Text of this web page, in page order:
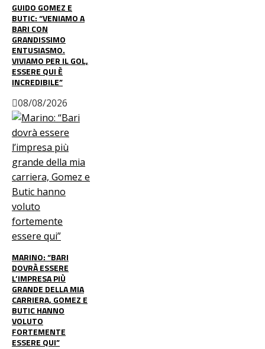
GUIDO GOMEZ E
BUTIC: “VENIAMO A
BARI CON
GRANDISSIMO
ENTUSIASMO.
VIVIAMO PER IL GOL,
ESSERE QUI È
INCREDIBILE”
08/08/2026
MARINO: “BARI
DOVRÀ ESSERE
L’IMPRESA PIÙ
GRANDE DELLA MIA
CARRIERA, GOMEZ E
BUTIC HANNO
VOLUTO
FORTEMENTE
ESSERE QUI”